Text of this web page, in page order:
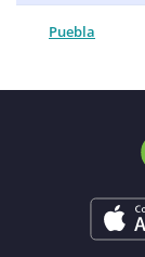
Puebla